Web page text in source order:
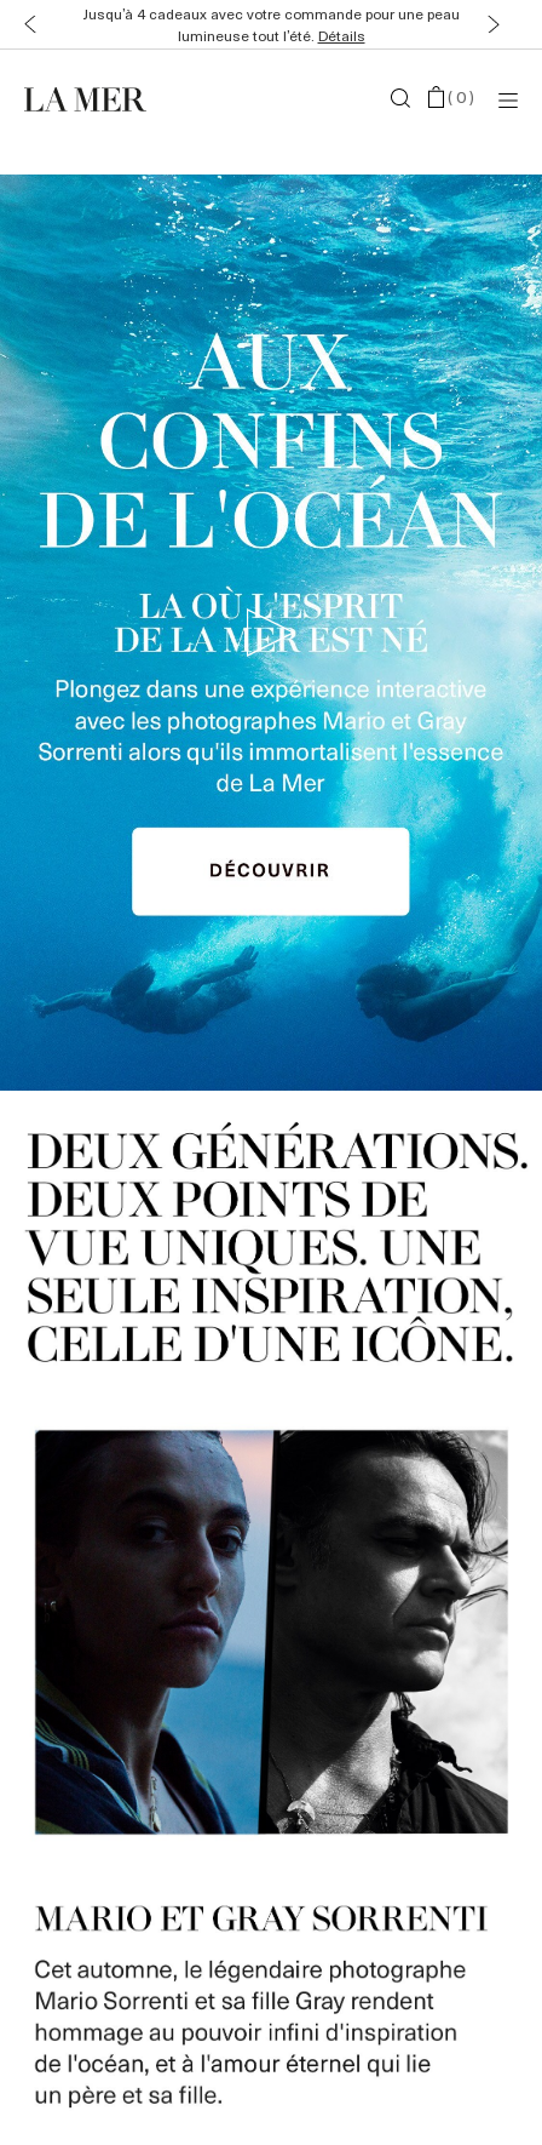
Cet été, recevez jusqu’à 4 cadeaux avec votre commande en
ligne.Details
(0)